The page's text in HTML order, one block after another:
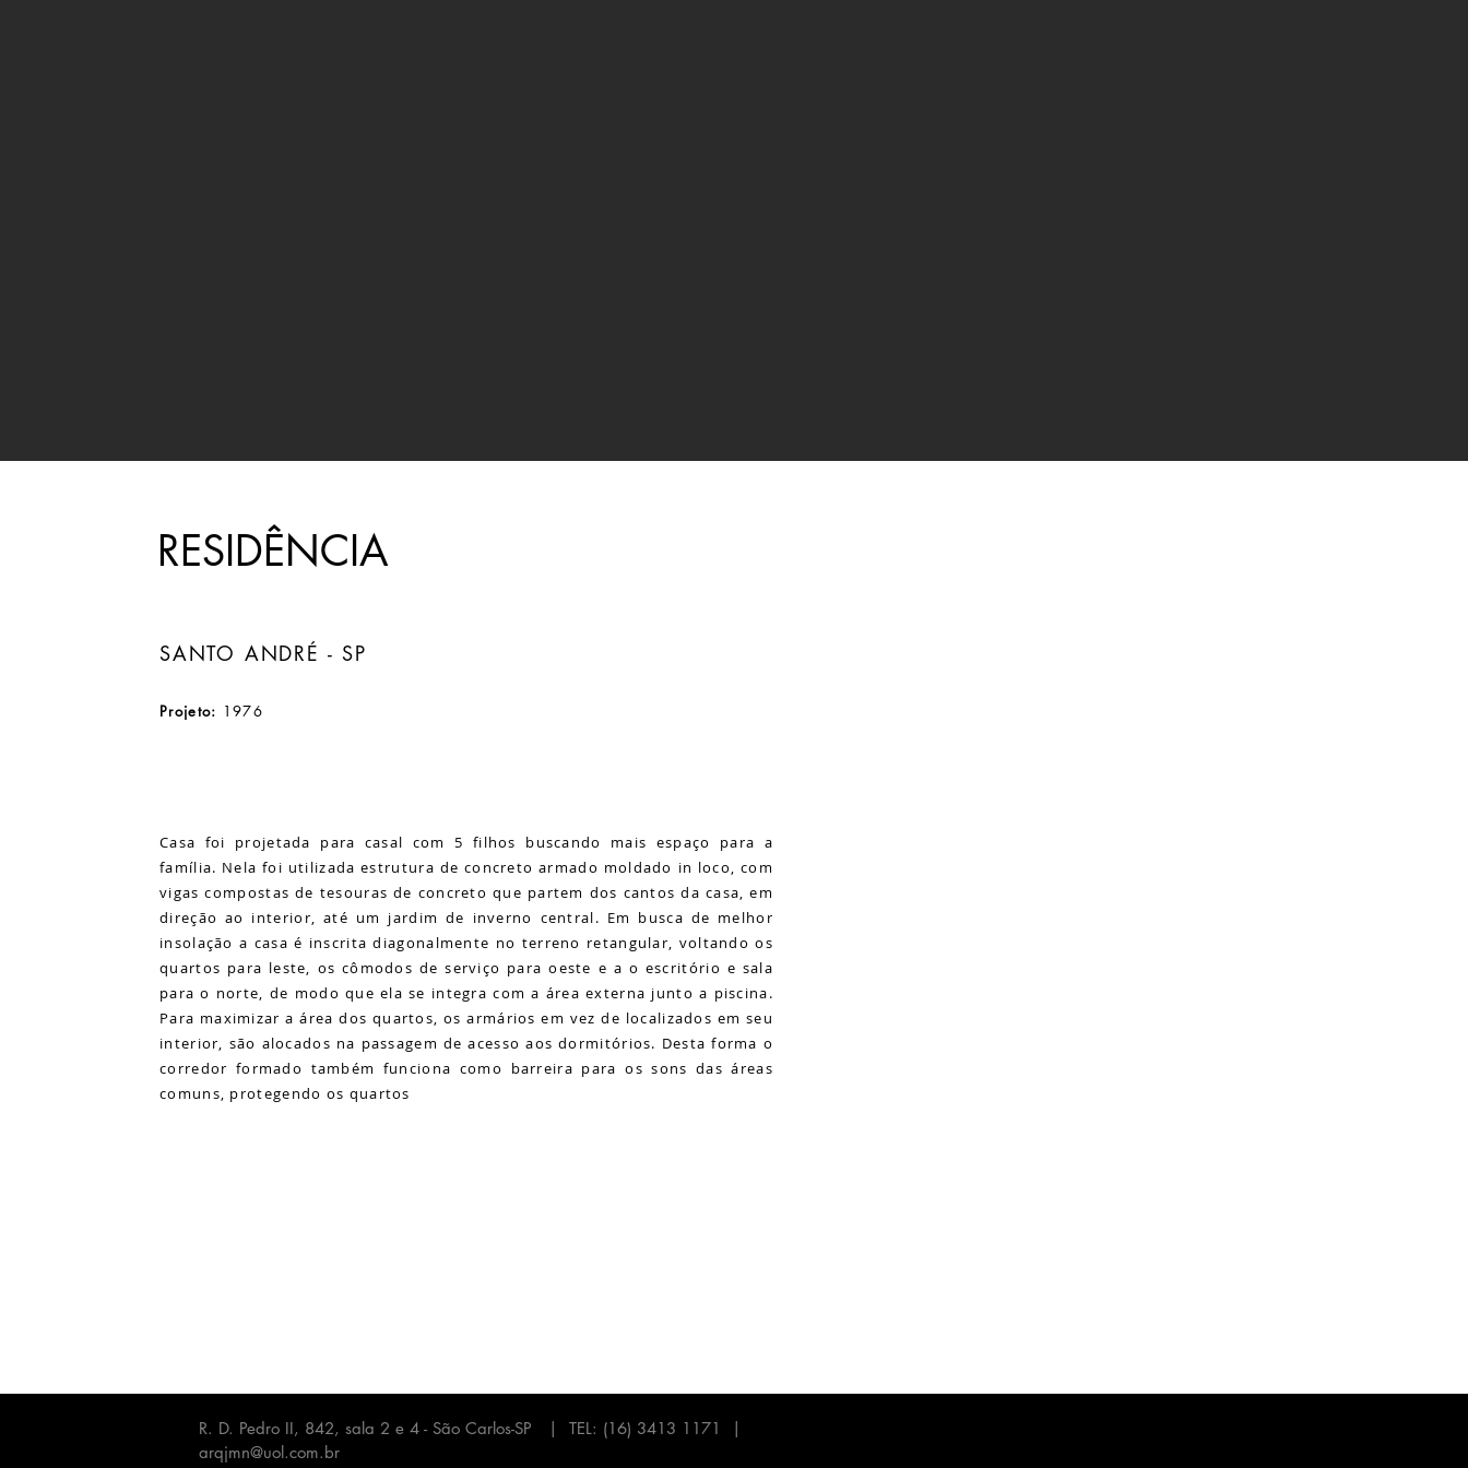
RESIDÊNCIA
SANTO ANDRÉ - SP
Projeto: 1976
Casa foi projetada para casal com 5 filhos buscando mais espaço para a
família. Nela foi utilizada estrutura de concreto armado moldado in loco, com
vigas compostas de tesouras de concreto que partem dos cantos da casa, em
direção ao interior, até um jardim de inverno central. Em busca de melhor
insolação a casa é inscrita diagonalmente no terreno retangular, voltando os
quartos para leste, os cômodos de serviço para oeste e a o escritório e sala
para o norte, de modo que ela se integra com a área externa junto a piscina.
Para maximizar a área dos quartos, os armários em vez de localizados em seu
interior, são alocados na passagem de acesso aos dormitórios. Desta forma o
corredor formado também funciona como barreira para os sons das áreas
comuns, protegendo os quartos
R. D. Pedro II, 842, sala 2 e 4 - São Carlos-SP | TEL: (16) 3413 1171 |
arqjmn@uol.com.br